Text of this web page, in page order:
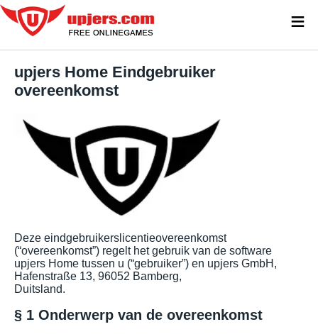
upjers Home Eindgebruiker
overeenkomst
Deze eindgebruikerslicentieovereenkomst
(“overeenkomst”) regelt het gebruik van de software
upjers Home tussen u (“gebruiker”) en upjers GmbH,
Hafenstraße 13, 96052 Bamberg,
Duitsland.
§ 1 Onderwerp van de overeenkomst
≡